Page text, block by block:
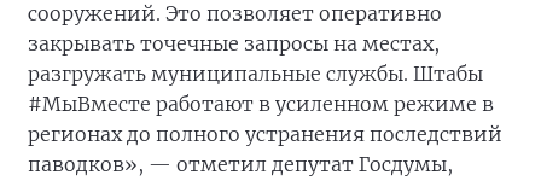
сооружений. Это позволяет оперативно
закрывать точечные запросы на местах,
разгружать муниципальные службы. Штабы
#МыВместе работают в усиленном режиме в
регионах до полного устранения последствий
паводков», — отметил депутат Госдумы,